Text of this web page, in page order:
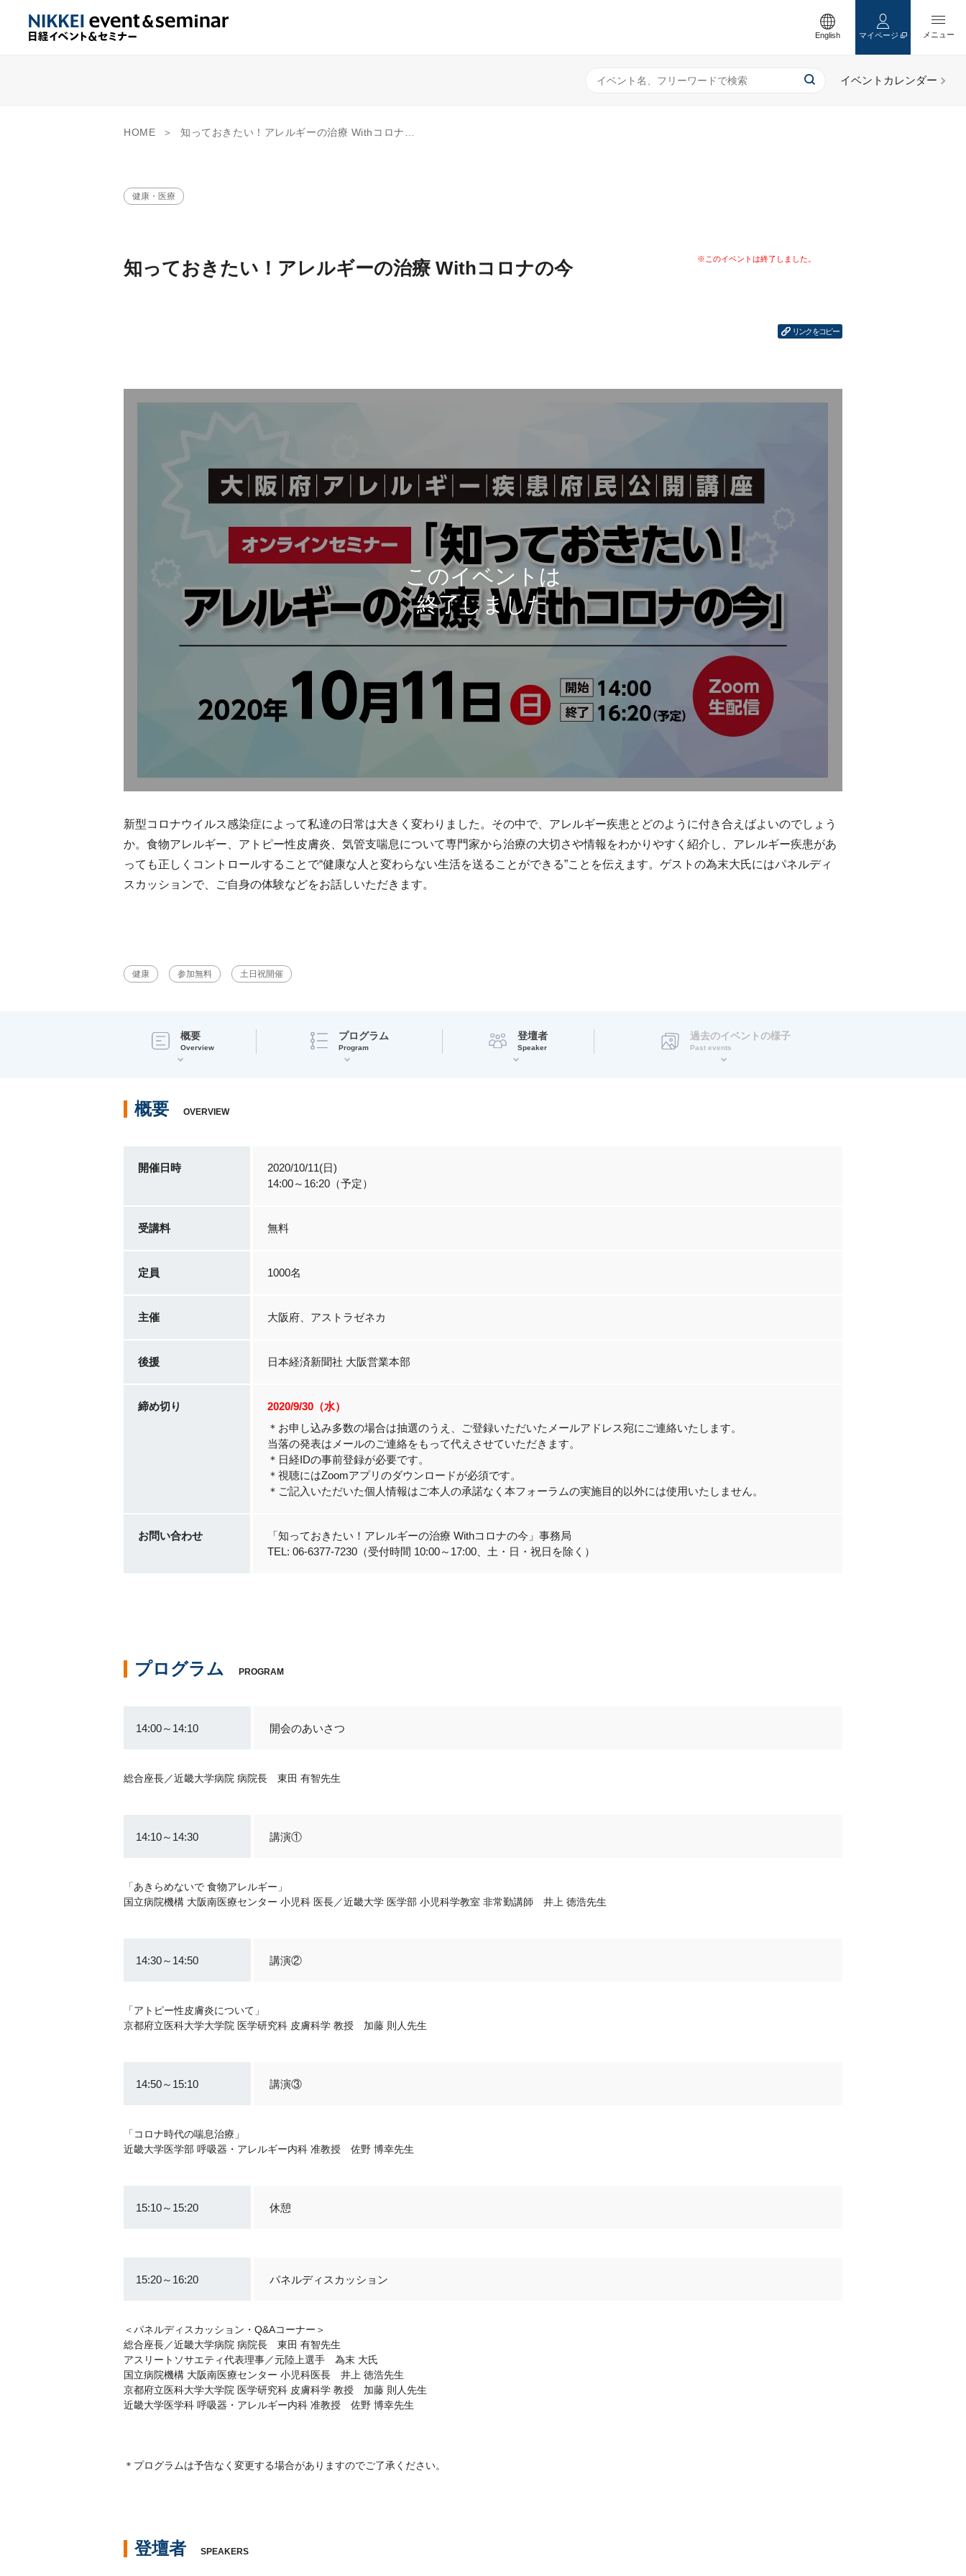
English マイページ
HOME 知っておきたい！アレルギーの治療 Withコロナの今
健康・医療
知っておきたい！アレルギーの治療 Withコロナの今
リンクをコピー
新型コロナウイルス感染症によって私達の日常は大きく変わりました。その中で、アレルギー疾患とどのように付き合えばよいのでしょう
か。食物アレルギー、アトピー性皮膚炎、気管支喘息について専門家から治療の大切さや情報をわかりやすく紹介し、アレルギー疾患があ
っても正しくコントロールすることで“健康な人と変わらない生活を送ることができる”ことを伝えます。ゲストの為末大氏にはパネルディ
スカッションで、ご自身の体験などをお話しいただきます。
健康 参加無料 土日祝開催
概要
Overview
プログラム
Program
登壇者
Speaker
過去のイベントの様子
Past events
概要 OVERVIEW
開催日時
2020/10/11(日)
14:00～16:20（予定）
受講料 無料
定員 1000名
主催 大阪府、アストラゼネカ
後援 日本経済新聞社 大阪営業本部
締め切り
2020/9/30（水）
＊お申し込み多数の場合は抽選のうえ、ご登録いただいたメールアドレス宛にご連絡いたします。
当落の発表はメールのご連絡をもって代えさせていただきます。
＊日経IDの事前登録が必要です。
＊視聴にはZoomアプリのダウンロードが必須です。
＊ご記入いただいた個人情報はご本人の承諾なく本フォーラムの実施目的以外には使用いたしません。
お問い合わせ
「知っておきたい！アレルギーの治療 Withコロナの今」事務局
TEL: 06-6377-7230（受付時間 10:00～17:00、土・日・祝日を除く）
プログラム PROGRAM
14:00～14:10 開会のあいさつ
総合座長／近畿大学病院 病院長 東田 有智先生
14:10～14:30 講演①
「あきらめないで 食物アレルギー」
国立病院機構 大阪南医療センター 小児科 医長／近畿大学 医学部 小児科学教室 非常勤講師 井上 徳浩先生
14:30～14:50 講演②
「アトピー性皮膚炎について」
京都府立医科大学大学院 医学研究科 皮膚科学 教授 加藤 則人先生
14:50～15:10 講演③
「コロナ時代の喘息治療」
近畿大学医学部 呼吸器・アレルギー内科 准教授 佐野 博幸先生
15:10～15:20 休憩
15:20～16:20 パネルディスカッション
＜パネルディスカッション・Q&Aコーナー＞
総合座長／近畿大学病院 病院長 東田 有智先生
アスリートソサエティ代表理事／元陸上選手 為末 大氏
国立病院機構 大阪南医療センター 小児科医長 井上 徳浩先生
京都府立医科大学大学院 医学研究科 皮膚科学 教授 加藤 則人先生
近畿大学医学科 呼吸器・アレルギー内科 准教授 佐野 博幸先生
＊プログラムは予告なく変更する場合がありますのでご了承ください。
登壇者 SPEAKERS